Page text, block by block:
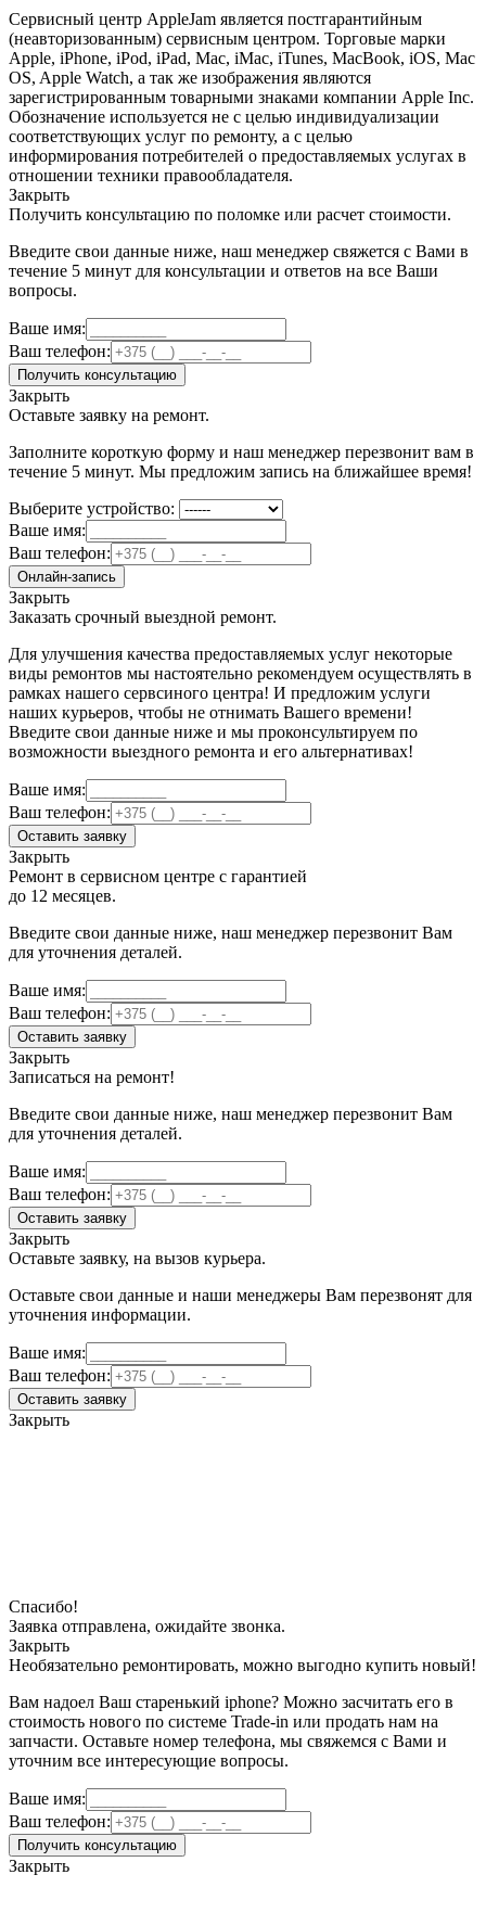
Сервисный центр AppleJam является постгарантийным
(неавторизованным) сервисным центром. Торговые марки
Apple, iPhone, iPod, iPad, Mac, iMac, iTunes, MacBook, iOS, Mac
OS, Apple Watch, а так же изображения являются
зарегистрированным товарными знаками компании Apple Inc.
Обозначение используется не с целью индивидуализации
соответствующих услуг по ремонту, а с целью
информирования потребителей о предоставляемых услугах в
отношении техники правообладателя.
Закрыть
Получить консультацию по поломке или расчет стоимости.
Введите свои данные ниже, наш менеджер свяжется с Вами в
течение 5 минут для консультации и ответов на все Ваши
вопросы.
Ваше имя:
Ваш телефон:
Получить консультацию
Закрыть
Оставьте заявку на ремонт.
Заполните короткую форму и наш менеджер перезвонит вам в
течение 5 минут. Мы предложим запись на ближайшее время!
Выберите устройство:
Ваше имя:
Ваш телефон:
Онлайн-запись
Закрыть
Заказать срочный выездной ремонт.
Для улучшения качества предоставляемых услуг некоторые
виды ремонтов мы настоятельно рекомендуем осуществлять в
рамках нашего сервсиного центра! И предложим услуги
наших курьеров, чтобы не отнимать Вашего времени!
Введите свои данные ниже и мы проконсультируем по
возможности выездного ремонта и его альтернативах!
Ваше имя:
Ваш телефон:
Оставить заявку
Закрыть
Ремонт в сервисном центре с гарантией
до 12 месяцев.
Введите свои данные ниже, наш менеджер перезвонит Вам
для уточнения деталей.
Ваше имя:
Ваш телефон:
Оставить заявку
Закрыть
Записаться на ремонт!
Введите свои данные ниже, наш менеджер перезвонит Вам
для уточнения деталей.
Ваше имя:
Ваш телефон:
Оставить заявку
Закрыть
Оставьте заявку, на вызов курьера.
Оставьте свои данные и наши менеджеры Вам перезвонят для
уточнения информации.
Ваше имя:
Ваш телефон:
Оставить заявку
Закрыть
Спасибо!
Заявка отправлена, ожидайте звонка.
Закрыть
Необязательно ремонтировать, можно выгодно купить новый!
Вам надоел Ваш старенький iphone? Можно засчитать его в
стоимость нового по системе Trade-in или продать нам на
запчасти. Оставьте номер телефона, мы свяжемся с Вами и
уточним все интересующие вопросы.
Ваше имя:
Ваш телефон:
Получить консультацию
Закрыть